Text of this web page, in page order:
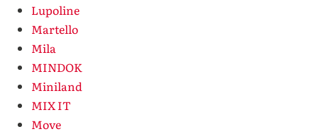
Lupoline
Martello
Mila
MINDOK
Miniland
MIX IT
Move